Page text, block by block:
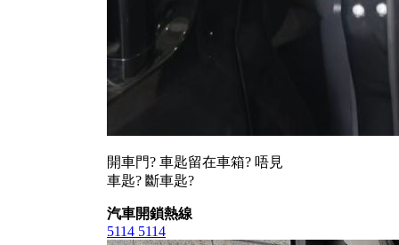
開車門? 車匙留在車箱? 唔見
車匙? 斷車匙?
汽車開鎖熱線
5114 5114